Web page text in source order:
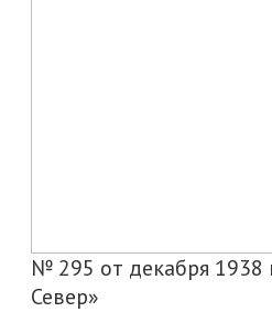
№ 295 от декабря 1938
Север»